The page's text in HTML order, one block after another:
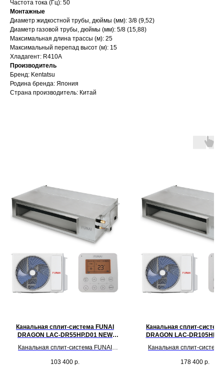
Частота тока (Гц): 50
Монтажные
Диаметр жидкостной трубы, дюймы (мм): 3/8 (9,52)
Диаметр газовой трубы, дюймы (мм): 5/8 (15,88)
Максимальная длина трассы (м): 25
Максимальный перепад высот (м): 15
Хладагент: R410A
Производитель
Бренд: Kentatsu
Родина бренда: Япония
Страна производитель: Китай
Канальная сплит-система FUNAI
DRAGON LAC-DR55HP.D01 NEW
Канальная сплит-система FUNAI
рекомендуемую площадь до 55 кв.м.
103 400 р.
Канальная сплит-
DRAGON LAC-
Канальная сплит-система
рекомендуемую площадь до
178 400 р.